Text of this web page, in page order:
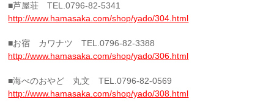
■芦屋荘 TEL.0796-82-5341
http://www.hamasaka.com/shop/yado/304.html
■お宿 カワナツ TEL.0796-82-3388
http://www.hamasaka.com/shop/yado/306.html
■海べのおやど 丸文 TEL.0796-82-0569
http://www.hamasaka.com/shop/yado/308.html